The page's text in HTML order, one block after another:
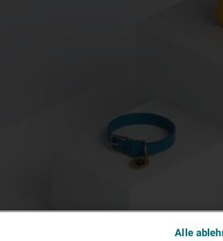
Alle